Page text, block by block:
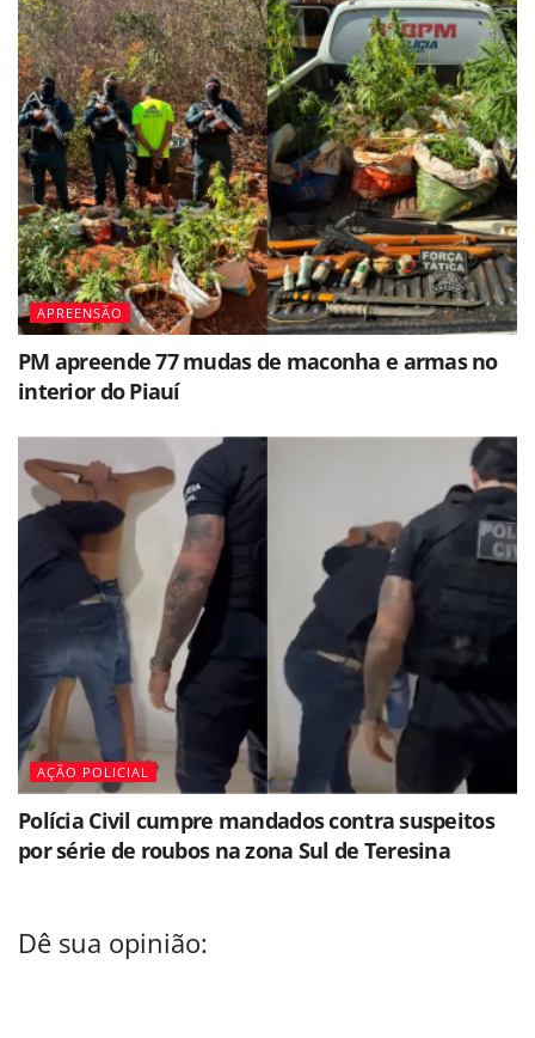
APREENSÃO
PM apreende 77 mudas de maconha e armas no
interior do Piauí
AÇÃO POLICIAL
Polícia Civil cumpre mandados contra suspeitos
por série de roubos na zona Sul de Teresina
Dê sua opinião: